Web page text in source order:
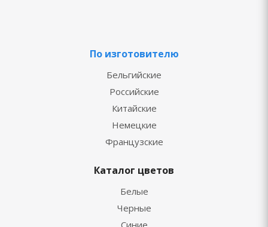
По изготовителю
Бельгийские
Российские
Китайские
Немецкие
Французские
Каталог цветов
Белые
Черные
Синие